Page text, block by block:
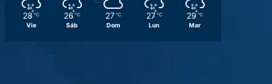
28 ℃
Vie
26 ℃
Sáb
27 ℃
Dom
27 ℃
Lun
29 ℃
Mar